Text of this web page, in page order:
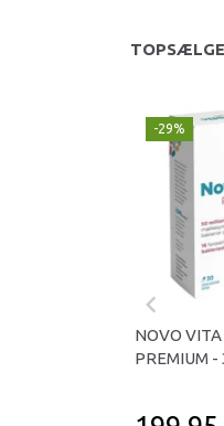
-29%
NOVO
PREMIUM -